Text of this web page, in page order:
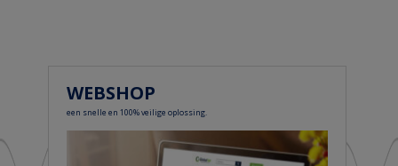
WEBSHOP
een snelle en 100% veilige oplossing.